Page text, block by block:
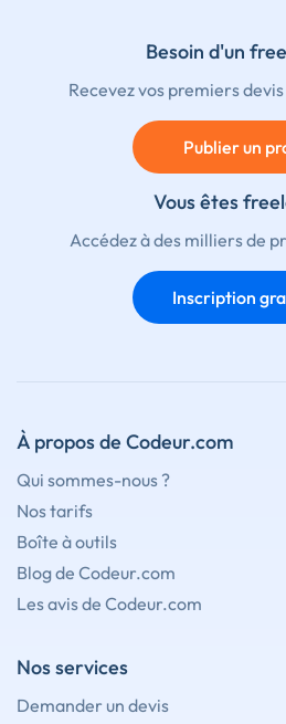
Besoin d'un
Recevez vos premiers
Publier un
Vous êtes
Accédez à des milliers de
Inscription
À propos de Codeur.com
Qui sommes-nous ?
Nos tarifs
Boîte à outils
Blog de Codeur.com
Les avis de Codeur.com
Nos services
Demander un devis